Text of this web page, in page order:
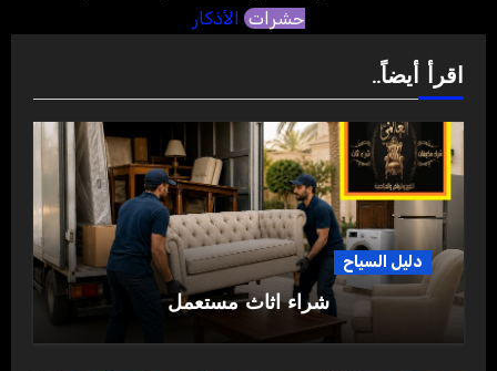
حشرات الأذكار
اقرأ أيضاً..
دليل السياح
شراء اثاث مستعمل